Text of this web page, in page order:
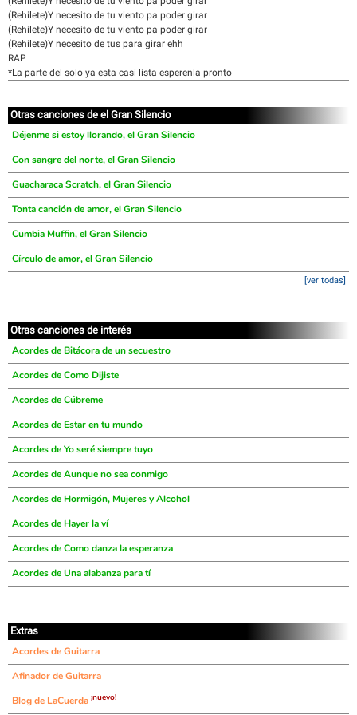
(Rehilete)Y necesito de tu viento pa poder girar
(Rehilete)Y necesito de tu viento pa poder girar
(Rehilete)Y necesito de tus para girar ehh
RAP
*La parte del solo ya esta casi lista esperenla pronto
Otras canciones de el Gran Silencio
Déjenme si estoy llorando, el Gran Silencio
Con sangre del norte, el Gran Silencio
Guacharaca Scratch, el Gran Silencio
Tonta canción de amor, el Gran Silencio
Cumbia Muffin, el Gran Silencio
Círculo de amor, el Gran Silencio
[ver todas]
Otras canciones de interés
Acordes de Bitácora de un secuestro
Acordes de Como Dijiste
Acordes de Cúbreme
Acordes de Estar en tu mundo
Acordes de Yo seré siempre tuyo
Acordes de Aunque no sea conmigo
Acordes de Hormigón, Mujeres y Alcohol
Acordes de Hayer la ví
Acordes de Como danza la esperanza
Acordes de Una alabanza para tí
Extras
Acordes de Guitarra
Afinador de Guitarra
Blog de LaCuerda ¡nuevo!